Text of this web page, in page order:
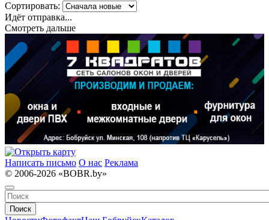
Сортировать:
Идёт отправка...
Смотреть дальше
Написать письмо О нас Реклама
© 2006-2026 «BOBR.by»
Поиск